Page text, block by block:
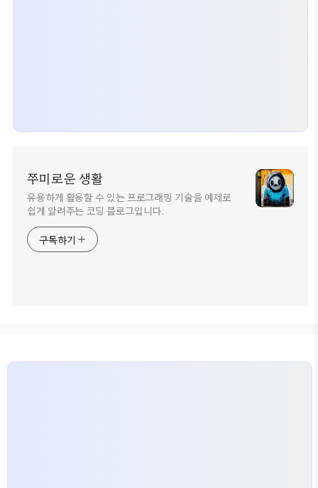
쭈미로운 생활
유용하게 활용할 수 있는 프로그래밍 기술을 예제로
쉽게 알려주는 코딩 블로그입니다.
구독하기